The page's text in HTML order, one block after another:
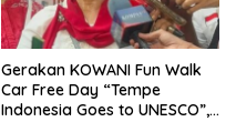
Gerakan KOWANI Fun Walk
Car Free Day “Tempe
Indonesia Goes to UNESCO”,